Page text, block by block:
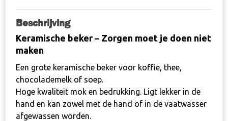
-
niet
aantal
Beschrijving
Keramische beker – Zorgen moet je doen niet
maken
Een grote keramische beker voor koffie, thee,
chocolademelk of soep.
Hoge kwaliteit mok en bedrukking. Ligt lekker in de
hand en kan zowel met de hand of in de vaatwasser
afgewassen worden.